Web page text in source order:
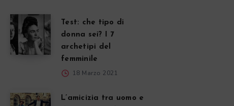
Test: che tipo di
donna sei? I 7
archetipi del
femminile
18 Marzo 2021
L’amicizia tra uomo e